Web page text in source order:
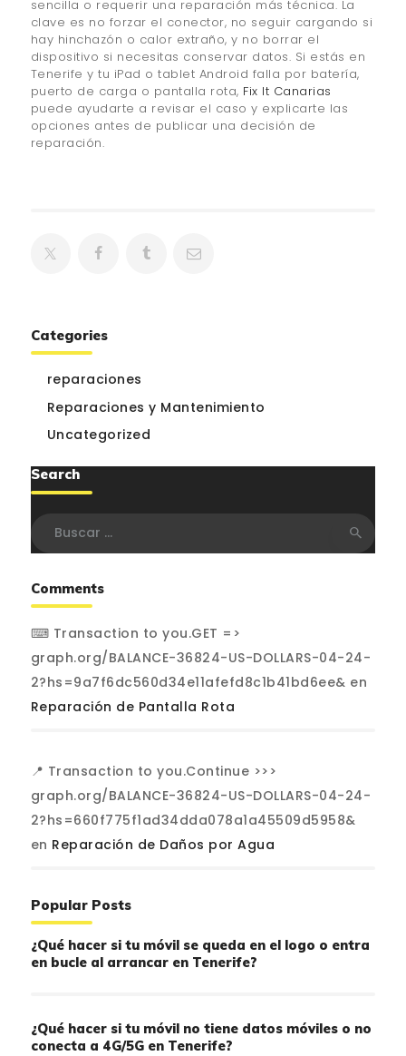
sencilla o requerir una reparación más técnica. La
clave es no forzar el conector, no seguir cargando si
hay hinchazón o calor extraño, y no borrar el
dispositivo si necesitas conservar datos. Si estás en
Tenerife y tu iPad o tablet Android falla por batería,
puerto de carga o pantalla rota, Fix It Canarias
puede ayudarte a revisar el caso y explicarte las
opciones antes de publicar una decisión de
reparación.
Categories
reparaciones
Reparaciones y Mantenimiento
Uncategorized
Search
Comments
⌨ Transaction to you.GET =>
graph.org/BALANCE-36824-US-DOLLARS-04-24-
2?hs=9a7f6dc560d34e11afefd8c1b41bd6ee& en
Reparación de Pantalla Rota
📍 Transaction to you.Continue >>>
graph.org/BALANCE-36824-US-DOLLARS-04-24-
2?hs=660f775f1ad34dda078a1a45509d5958&
en Reparación de Daños por Agua
Popular Posts
¿Qué hacer si tu móvil se queda en el logo o entra
en bucle al arrancar en Tenerife?
¿Qué hacer si tu móvil no tiene datos móviles o no
conecta a 4G/5G en Tenerife?